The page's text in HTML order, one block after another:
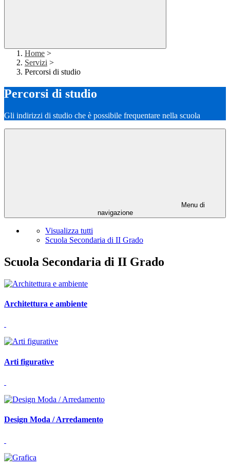
Home >
Servizi >
Percorsi di studio
Percorsi di studio
Gli indirizzi di studio che è possibile frequentare nella scuola
Menu di
navigazione
Visualizza tutti
Scuola Secondaria di II Grado
Scuola Secondaria di II Grado
Architettura e ambiente
Arti figurative
Design Moda / Arredamento